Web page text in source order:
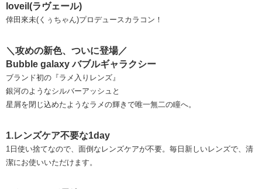
loveil(ラヴェール)
倖田來未(くぅちゃん)プロデュースカラコン！
＼攻めの新色、ついに登場／
Bubble galaxy バブルギャラクシー
ブランド初の『ラメ入りレンズ』
銀河のようなシルバーアッシュと
星屑を閉じ込めたようなラメの輝きで唯一無二の瞳へ。
1.レンズケア不要な1day
1日使い捨てなので、面倒なレンズケアが不要。毎日新しいレンズで、清
潔にお使いいただけます。